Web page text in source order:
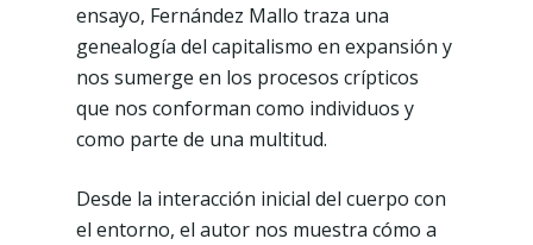
ensayo, Fernández Mallo traza una
genealogía del capitalismo en expansión y
nos sumerge en los procesos crípticos
que nos conforman como individuos y
como parte de una multitud.
Desde la interacción inicial del cuerpo con
el entorno, el autor nos muestra cómo a